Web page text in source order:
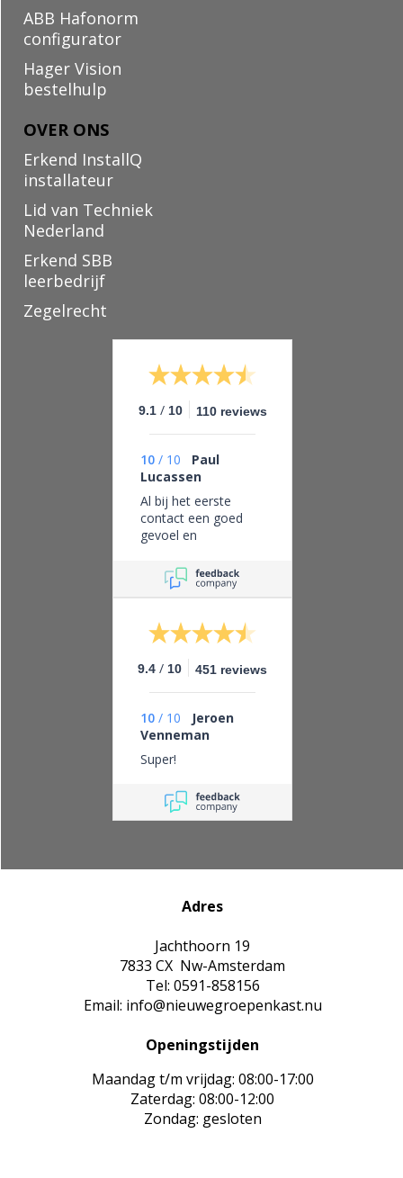
ABB Hafonorm
configurator
Hager Vision
bestelhulp
OVER ONS
Erkend InstallQ
installateur
Lid van Techniek
Nederland
Erkend SBB
leerbedrijf
Zegelrecht
9.1 / 10 110 reviews
10 / 10
Paul
Lucassen
Al bij het eerste
contact een goed
gevoel en
bedrijf, eerlijk zaken
doen en leveren wat
je belooft.
9.4 / 10 451 reviews
10 / 10
Jeroen
Venneman
Super!
Adres
Jachthoorn 19
7833 CX Nw-Amsterdam
Tel: 0591-858156
Email: info@nieuwegroepenkast.nu
Openingstijden
Maandag t/m vrijdag: 08:00-17:00
Zaterdag: 08:00-12:00
Zondag: gesloten